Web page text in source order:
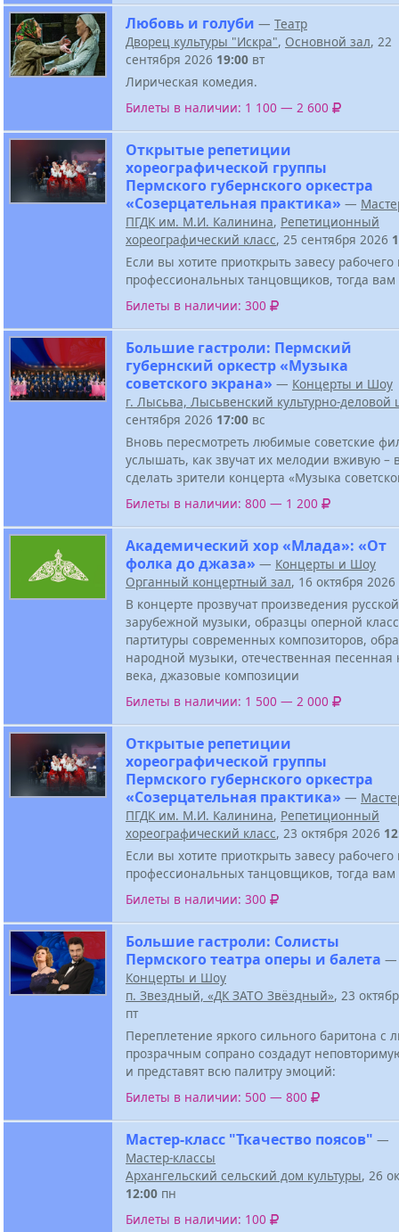
Любовь и голуби — Театр
Дворец культуры "Искра", Основной зал, 22
сентября 2026 19:00 вт
Лирическая комедия.
Билеты в наличии: 1 100 — 2 600
Открытые репетиции
хореографической группы
Пермского губернского оркестра
«Созерцательная практика» —
ПГДК им. М.И. Калинина, Репетиционный
хореографический класс, 25 сентября 2026
Если вы хотите приоткрыть завесу рабочего
профессиональных танцовщиков, тогда
Билеты в наличии: 300
Большие гастроли: Пермский
губернский оркестр «Музыка
советского экрана» — Концерты и Шоу
г. Лысьва, Лысьвенский культурно-деловой
сентября 2026 17:00 вс
Вновь пересмотреть любимые советские
услышать, как звучат их мелодии вживую –
сделать зрители концерта «Музыка
Билеты в наличии: 800 — 1 200
Академический хор «Млада»: «От
фолка до джаза» — Концерты и Шоу
Органный концертный зал, 16 октября 2026
В концерте прозвучат произведения
зарубежной музыки, образцы оперной
партитуры современных композиторов,
народной музыки, отечественная песенная
века, джазовые композиции
Билеты в наличии: 1 500 — 2 000
Открытые репетиции
хореографической группы
Пермского губернского оркестра
«Созерцательная практика» —
ПГДК им. М.И. Калинина, Репетиционный
хореографический класс, 23 октября 2026
Если вы хотите приоткрыть завесу рабочего
профессиональных танцовщиков, тогда
Билеты в наличии: 300
Большие гастроли: Солисты
Пермского театра оперы и балета —
Концерты и Шоу
п. Звездный, «ДК ЗАТО Звёздный», 23
пт
Переплетение яркого сильного баритона с
прозрачным сопрано создадут
и представят всю палитру эмоций:
Билеты в наличии: 500 — 800
Мастер-класс "Ткачество поясов" —
Мастер-классы
Архангельский сельский дом культуры, 26
12:00 пн
Билеты в наличии: 100